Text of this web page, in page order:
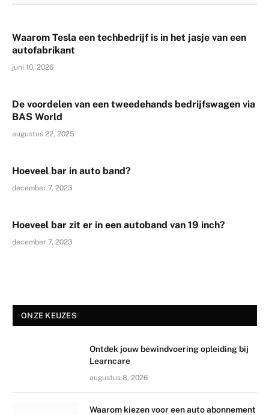
Waarom Tesla een techbedrijf is in het jasje van een
autofabrikant
juni 10, 2026
De voordelen van een tweedehands bedrijfswagen via
BAS World
augustus 22, 2025
Hoeveel bar in auto band?
december 7, 2023
Hoeveel bar zit er in een autoband van 19 inch?
december 7, 2023
ONZE KEUZES
Ontdek jouw bewindvoering opleiding bij
Learncare
augustus 8, 2026
Waarom kiezen voor een auto abonnement